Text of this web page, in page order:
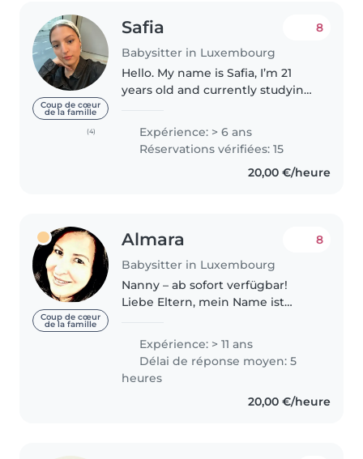
Coup de cœur
de la famille
(4)
Safia
Babysitter in Luxembourg
8
Hello. My name is Safia, I’m 21
years old and currently studying
International Business here in
Luxembourg. Although I am
from Luxembourg, I had the
Expérience: > 6 ans
Réservations vérifiées: 15
20,00 €/heure
Coup de cœur
de la famille
Almara
Babysitter in Luxembourg
8
Nanny – ab sofort verfügbar!
Liebe Eltern, mein Name ist
Erfahrung in der Betreuung von
Kindern – von Neugeborenen..
Expérience: > 11 ans
Délai de réponse moyen: 5
heures
20,00 €/heure